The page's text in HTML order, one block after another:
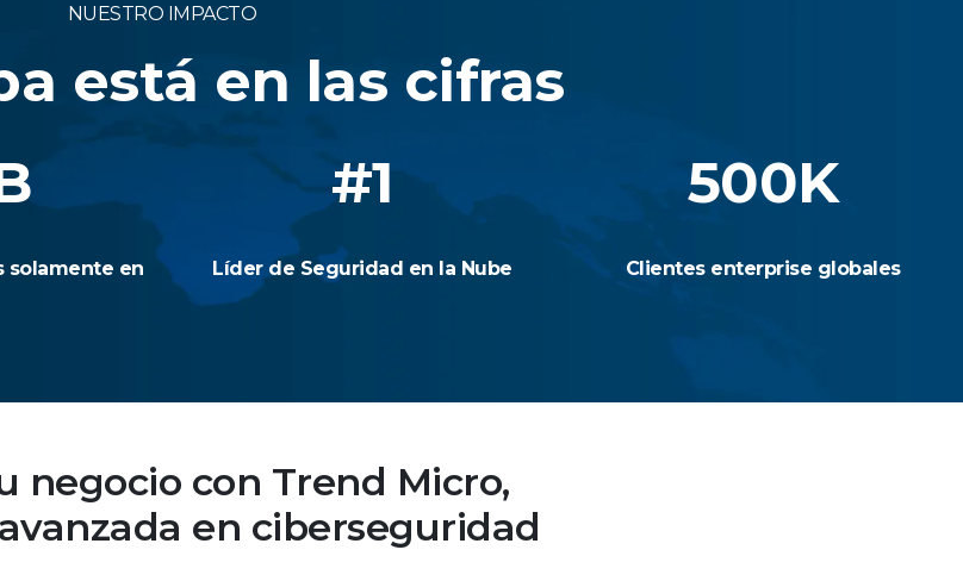
NUESTRO IMPACTO
está en las cifras
solamente en
#1
Líder de Seguridad en la Nube
500K
Clientes enterprise globales
negocio con Trend Micro,
en ciberseguridad